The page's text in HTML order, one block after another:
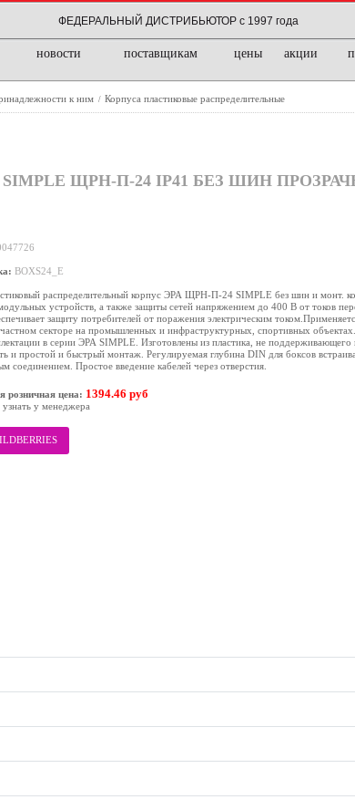
ФЕДЕРАЛЬНЫЙ ДИСТРИБЬЮТОР с 1997 года
новости поставщикам цены акции
к ним / Корпуса пластиковые распределительные
ЩРН-П-24 IP41 БЕЗ ШИН
BOXS24_E
распределительный корпус ЭРА ЩРН-П-24 SIMPLE без шин и монт.
устройств, а также защиты сетей напряжением до 400 В от токов
защиту потребителей от поражения электрическим
частном секторе на промышленных и инфраструктурных, спортивных
в серии ЭРА SIMPLE. Изготовлены из пластика, не поддерживающего
и простой и быстрый монтаж. Регулируемая глубина DIN для боксов
соединением. Простое введение кабелей через отверстия.
розничная цена: 1394.46 руб
узнать у менеджера